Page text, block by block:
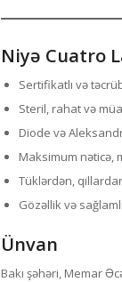
Niyə Cuatro
Sertifikatlı və
Steril, rahat və
Diode və
Maksimum nəticə,
Tüklərdən,
Gözəllik və
Ünvan
Bakı şəhəri, Memar